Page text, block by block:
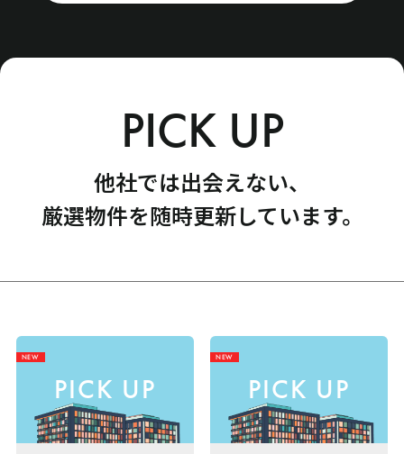
PICK UP
他社では出会えない、
厳選物件を随時更新しています。
NEW
PICK UP
NEW
PICK UP
過去販売物件実績
メディア情報
よくある質問